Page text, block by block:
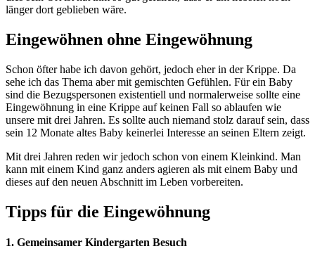
länger dort geblieben wäre.
Eingewöhnen ohne Eingewöhnung
Schon öfter habe ich davon gehört, jedoch eher in der Krippe. Da
sehe ich das Thema aber mit gemischten Gefühlen. Für ein Baby
sind die Bezugspersonen existentiell und normalerweise sollte eine
Eingewöhnung in eine Krippe auf keinen Fall so ablaufen wie
unsere mit drei Jahren. Es sollte auch niemand stolz darauf sein, dass
sein 12 Monate altes Baby keinerlei Interesse an seinen Eltern zeigt.
Mit drei Jahren reden wir jedoch schon von einem Kleinkind. Man
kann mit einem Kind ganz anders agieren als mit einem Baby und
dieses auf den neuen Abschnitt im Leben vorbereiten.
Tipps für die Eingewöhnung
1. Gemeinsamer Kindergarten Besuch